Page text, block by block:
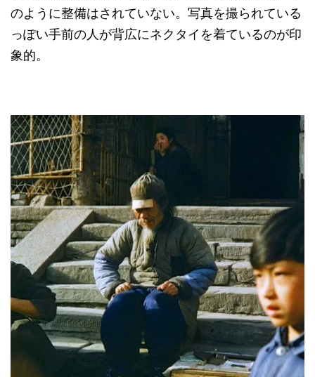
のように整備はされていない。写真を撮られている
っぽい手前の人が背広にネクタイを着ているのが印
象的。